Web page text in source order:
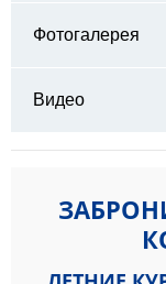
Фотогалерея
Видео